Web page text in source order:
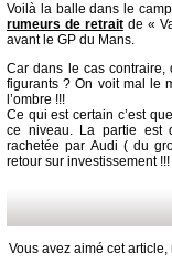
Voilà la balle dans le
rumeurs de retraitde «
avant le GP du Mans.
Car dans le cas
figurants ? On voit mal le
l’ombre !!!
Ce qui est certain c’est
ce niveau. La partie est
rachetée par Audi ( du
retour sur investissement !!!
Vous avez aimé cet